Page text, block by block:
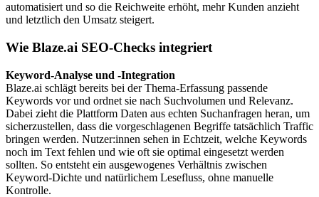
automatisiert und so die Reichweite erhöht, mehr Kunden anzieht
und letztlich den Umsatz steigert.
Wie Blaze.ai SEO-Checks integriert
Keyword-Analyse und -Integration
Blaze.ai schlägt bereits bei der Thema-Erfassung passende
Keywords vor und ordnet sie nach Suchvolumen und Relevanz.
Dabei zieht die Plattform Daten aus echten Suchanfragen heran, um
sicherzustellen, dass die vorgeschlagenen Begriffe tatsächlich Traffic
bringen werden. Nutzer:innen sehen in Echtzeit, welche Keywords
noch im Text fehlen und wie oft sie optimal eingesetzt werden
sollten. So entsteht ein ausgewogenes Verhältnis zwischen
Keyword-Dichte und natürlichem Lesefluss, ohne manuelle
Kontrolle.